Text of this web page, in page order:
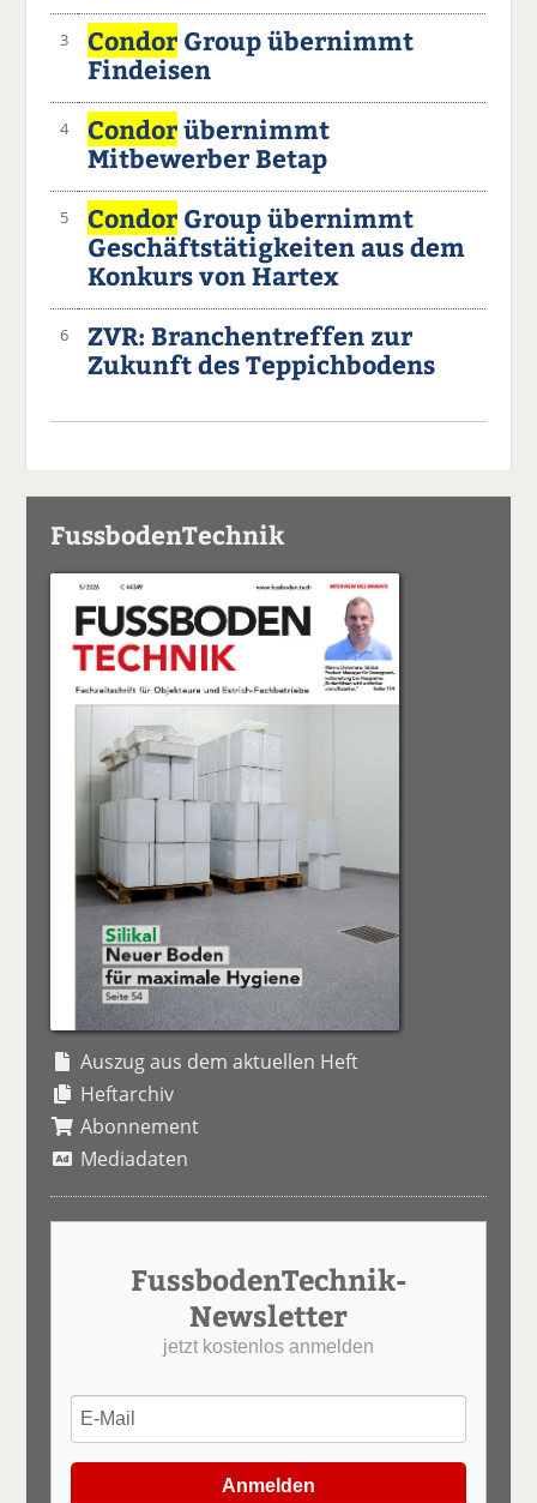
3 Condor Group übernimmt
Findeisen
4 Condorübernimmt
Mitbewerber Betap
5 Condor Group übernimmt
Geschäftstätigkeiten aus dem
Konkurs von Hartex
6
ZVR: Branchentreffen zur
Zukunft des Teppichbodens
FussbodenTechnik
Auszug aus dem aktuellen Heft
Heftarchiv
Abonnement
Mediadaten
FussbodenTechnik-
Newsletter
jetzt kostenlos anmelden
Anmelden